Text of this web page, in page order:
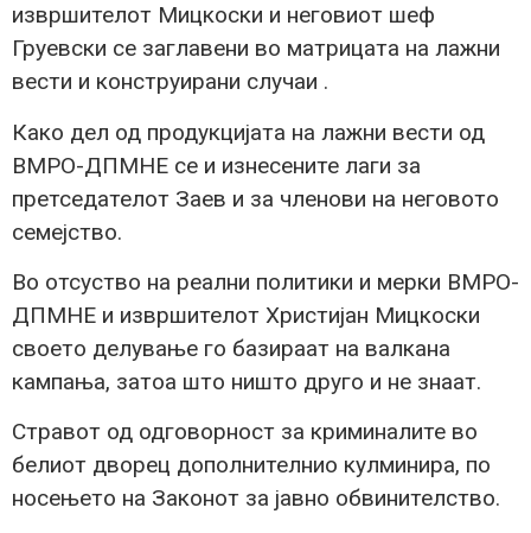
извршителот Мицкоски и неговиот шеф
Груевски се заглавени во матрицата на лажни
вести и конструирани случаи .
Како дел од продукцијата на лажни вести од
ВМРО-ДПМНЕ се и изнесените лаги за
претседателот Заев и за членови на неговото
семејство.
Во отсуство на реални политики и мерки ВМРО-
ДПМНЕ и извршителот Христијан Мицкоски
своето делување го базираат на валкана
кампања, затоа што ништо друго и не знаат.
Стравот од одговорност за криминалите во
белиот дворец дополнителнио кулминира, по
носењето на Законот за јавно обвинителство.